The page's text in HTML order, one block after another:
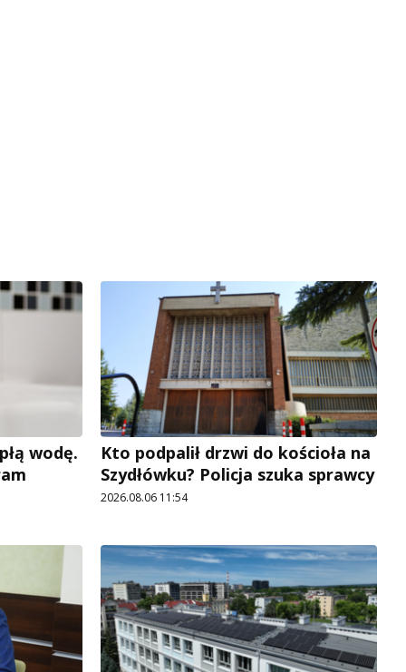
wodę.
Kto podpalił drzwi do kościoła na
Szydłówku? Policja szuka sprawcy
2026.08.06 11:54